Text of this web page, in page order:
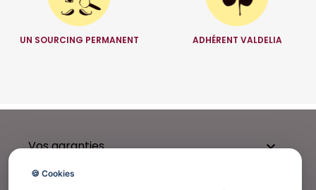
UN SOURCING PERMANENT ADHÉRENT VALDELIA
Vos garanties 
🍪 Cookies